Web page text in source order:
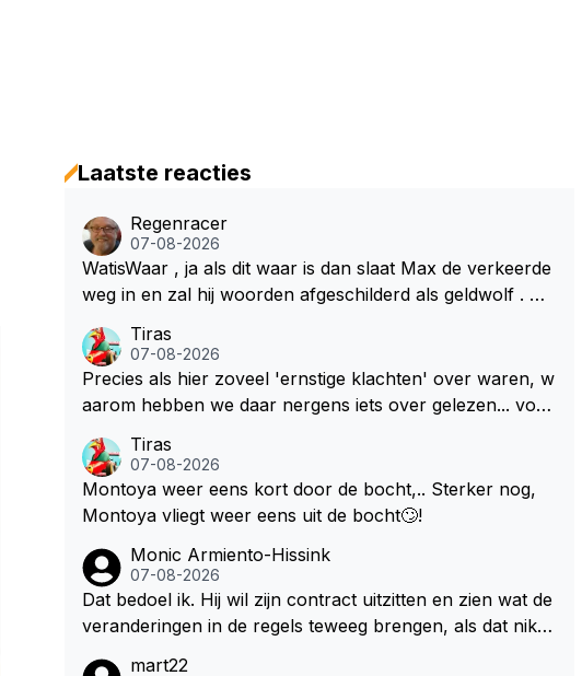
Laatste reacties
Regenracer
07-08-2026
WatisWaar , ja als dit waar is dan slaat Max de verkeerde
weg in en zal hij woorden afgeschilderd als geldwolf . Hij
ze worden gesteld .
Tiras
07-08-2026
Precies als hier zoveel 'ernstige klachten' over waren, w
aarom hebben we daar nergens iets over gelezen... voor
Tiras
07-08-2026
Montoya weer eens kort door de bocht,.. Sterker nog,
Montoya vliegt weer eens uit de bocht🙄!
Monic Armiento-Hissink
07-08-2026
Dat bedoel ik. Hij wil zijn contract uitzitten en zien wat de
veranderingen in de regels teweeg brengen, als dat niks
mart22